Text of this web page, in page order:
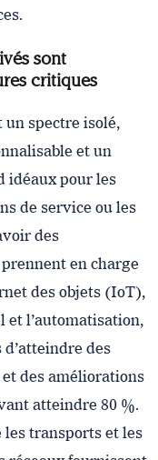
sont
critiques
spectre isolé,
et un
idéaux pour les
de service ou les
des
en charge
des objets (IoT),
et l’automatisation,
des
des améliorations
atteindre 80 %.
les transports et les